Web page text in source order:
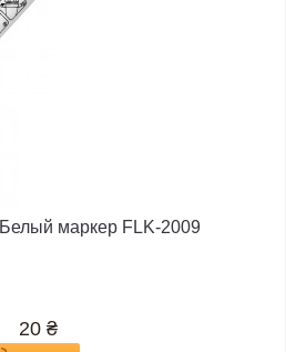
Белый маркер FLK-2009
20 ₴